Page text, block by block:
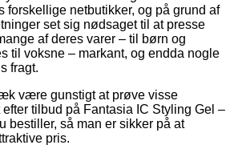
forskellige netbutikker, og på grund af
set sig nødsaget til at presse
af deres varer – til børn og
til voksne – markant, og endda nogle
fragt.
være gunstigt at prøve visse
tilbud på Fantasia IC Styling Gel –
bestiller, så man er sikker på at
pris.